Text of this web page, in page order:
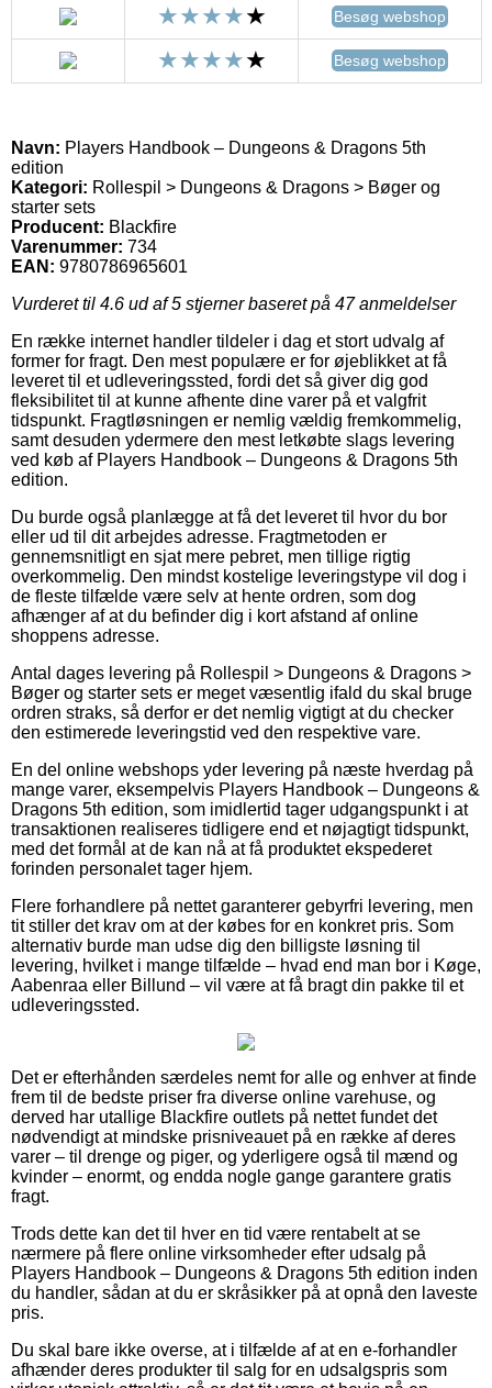
Besøg webshop
Besøg webshop
Navn: Players Handbook – Dungeons & Dragons 5th
edition
Kategori: Rollespil > Dungeons & Dragons > Bøger og
starter sets
Producent: Blackfire
Varenummer: 734
EAN: 9780786965601
Vurderet til 4.6 ud af 5 stjerner baseret på 47anmeldelser
En række internet handler tildeler i dag et stort udvalg af
former for fragt. Den mest populære er for øjeblikket at få
leveret til et udleveringssted, fordi det så giver dig god
fleksibilitet til at kunne afhente dine varer på et valgfrit
tidspunkt. Fragtløsningen er nemlig vældig fremkommelig,
samt desuden ydermere den mest letkøbte slags levering
ved køb af Players Handbook – Dungeons & Dragons 5th
edition.
Du burde også planlægge at få det leveret til hvor du bor
eller ud til dit arbejdes adresse. Fragtmetoden er
gennemsnitligt en sjat mere pebret, men tillige rigtig
overkommelig. Den mindst kostelige leveringstype vil dog i
de fleste tilfælde være selv at hente ordren, som dog
afhænger af at du befinder dig i kort afstand af online
shoppens adresse.
Antal dages levering på Rollespil > Dungeons & Dragons >
Bøger og starter sets er meget væsentlig ifald du skal bruge
ordren straks, så derfor er det nemlig vigtigt at du checker
den estimerede leveringstid ved den respektive vare.
En del online webshops yder levering på næste hverdag på
mange varer, eksempelvis Players Handbook – Dungeons &
Dragons 5th edition, som imidlertid tager udgangspunkt i at
transaktionen realiseres tidligere end et nøjagtigt tidspunkt,
med det formål at de kan nå at få produktet ekspederet
forinden personalet tager hjem.
Flere forhandlere på nettet garanterer gebyrfri levering, men
tit stiller det krav om at der købes for en konkret pris. Som
alternativ burde man udse dig den billigste løsning til
levering, hvilket i mange tilfælde – hvad end man bor i Køge,
Aabenraa eller Billund – vil være at få bragt din pakke til et
udleveringssted.
Det er efterhånden særdeles nemt for alle og enhver at finde
frem til de bedste priser fra diverse online varehuse, og
derved har utallige Blackfire outlets på nettet fundet det
nødvendigt at mindske prisniveauet på en række af deres
varer – til drenge og piger, og yderligere også til mænd og
kvinder – enormt, og endda nogle gange garantere gratis
fragt.
Trods dette kan det til hver en tid være rentabelt at se
nærmere på flere online virksomheder efter udsalg på
Players Handbook – Dungeons & Dragons 5th edition inden
du handler, sådan at du er skråsikker på at opnå den laveste
pris.
Du skal bare ikke overse, at i tilfælde af at en e-forhandler
afhænder deres produkter til salg for en udsalgspris som